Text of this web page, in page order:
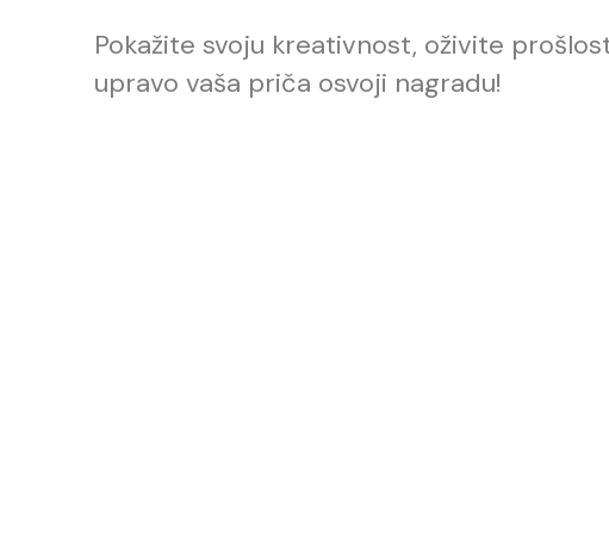
Pokažite svoju kreativnost, oživite
upravo vaša priča osvoji nagradu!